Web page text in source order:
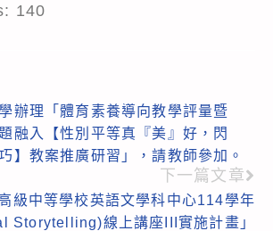
140
辦理「體育素養導向教學評量暨
融入【性別平等真『美』好，閃
】教案推廣研習」，請教師參加。
下一篇文章
級中等學校英語文學科中心114學年
Storytelling)線上講座III實施計畫」